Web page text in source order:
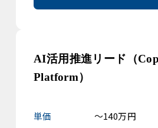
AI活用推進リード（
Platform）
単価 ～140万円